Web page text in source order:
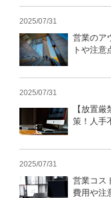
2025/07/31
営業のア
トや注意
2025/07/31
【放置
策！人手
2025/07/31
営業コス
費用や注